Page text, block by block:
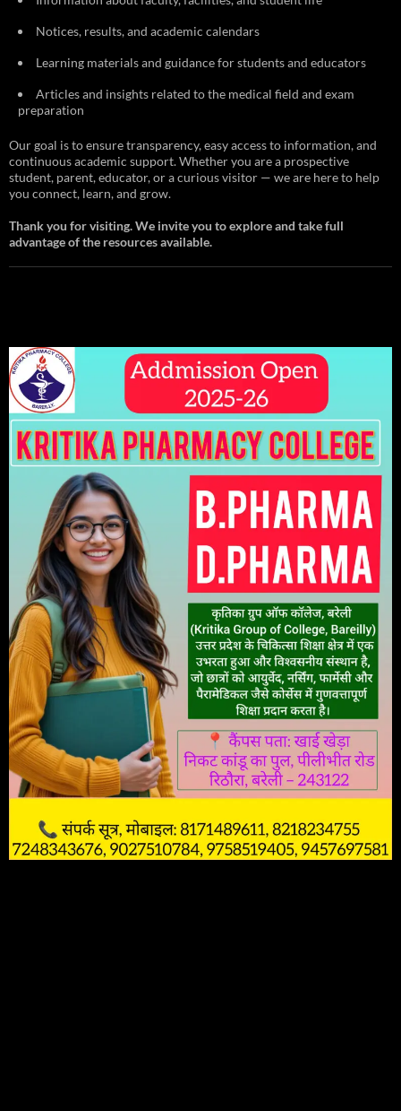
Notices, results, and academic calendars
Learning materials and guidance for students and educators
Articles and insights related to the medical field and exam
preparation
Our goal is to ensure transparency, easy access to information, and
continuous academic support. Whether you are a prospective
student, parent, educator, or a curious visitor — we are here to help
you connect, learn, and grow.
Thank you for visiting. We invite you to explore and take full
advantage of the resources available.